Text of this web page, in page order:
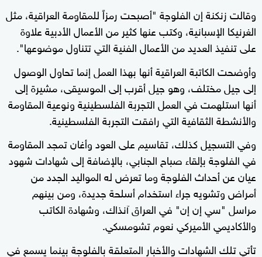
وقالت زنكنة إن الفلوجة "أصبحت رمزاً للمقاومة العراقية، مثل
الغرنيكا الإسبانية، وكتب عنها كثير من الأعمال الأدبية علاوة
على تنفيذ العديد من الأعمال الفنية التي تتناول موضوعها".
وأوضحت الكاتبة العراقية أنها بهذا العمل إنما تحاول الوصول
إلى جيل مختلف، وهو جيل أقرب إلى الموسيقى، مشيرة إلى
أنها استلهمت في العمل التجربة الفلسطينية ونوعية المقاومة
والأنشطة الثقافية التي رافقت التجربة الفلسطينية.
وفي التسجيل كذلك، تقاسيم على العود وأغان تمجد المقاومة
في الفلوجة بإلقاء صباح الجنابي، بالإضافة إلى شهادات شهود
عيان عن أحداث الفلوجة وما تعرض له المواليد الجدد من
أمراض وتشويه جراء استخدام أسلحة جديدة، ومن بينهم
مراسل "سي إن إن" في العراق آنذاك، وشهادة الكاتب
والأكاديمي الأميركي نعوم تشومسكي.
تأتي تلك الشهادات والأخبار المتعلقة بالفلوجة بينما يسمع في